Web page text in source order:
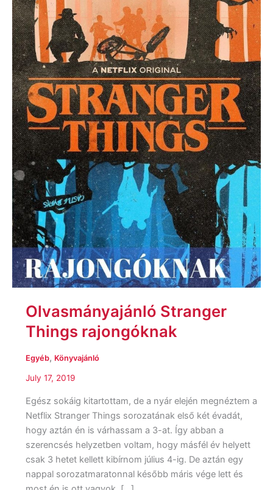
Olvasmányajánló Stranger
Things rajongóknak
Egyéb, Könyvajánló
July 17, 2019
Egész sokáig kitartottam, de a nyár elején megnéztem a
Netflix Stranger Things sorozatának első két évadát,
hogy aztán én is várhassam a 3-at. Így abban a
szerencsés helyzetben voltam, hogy másfél év helyett
csak 3 hetet kellett kibírnom július 4-ig. De aztán egy
nappal sorozatmaratonnal később máris vége lett és